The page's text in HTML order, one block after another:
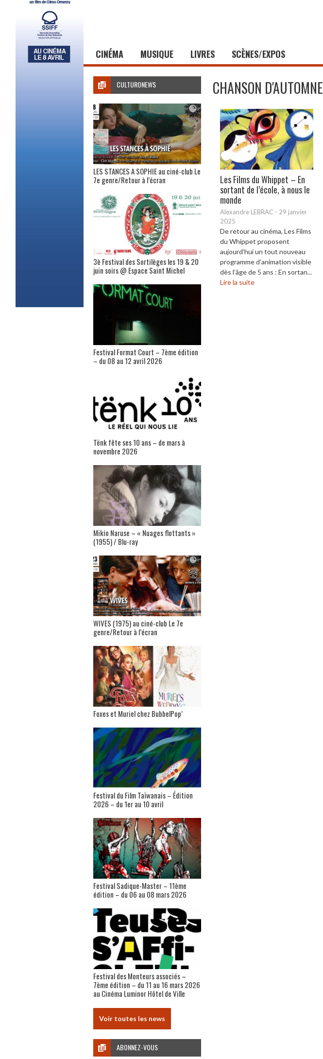
CINÉMA MUSIQUE LIVRES SCÈNES/EXPOS
CHANSON D'AUTOMNE
Les Films du Whippet – En
sortant de l’école, à nous le
monde
Alexandre LEBRAC - 29 janvier
2025
De retour au cinéma, Les Films
du Whippet proposent
aujourd’hui un tout nouveau
programme d’animation visible
dès l’âge de 5 ans : En sortan...
Lire la suite
CULTURONEWS
LES STANCES A SOPHIE au ciné-club Le
7e genre/Retour à l’écran
3è Festival des Sortilèges les 19 & 20
juin soirs @ Espace Saint Michel
Festival Format Court – 7ème édition
– du 08 au 12 avril 2026
Tënk fête ses 10 ans – de mars à
novembre 2026
Mikio Naruse – « Nuages flottants »
(1955) / Blu-ray
WIVES (1975) au ciné-club Le 7e
genre/Retour à l’écran
Foxes et Muriel chez BubbelPop’
Festival du Film Taïwanais – Édition
2026 – du 1er au 10 avril
Festival Sadique-Master – 11ème
édition – du 06 au 08 mars 2026
Festival des Monteurs associés –
7ème édition – du 11 au 16 mars 2026
au Cinéma Luminor Hôtel de Ville
Voir toutes les news
ABONNEZ-VOUS